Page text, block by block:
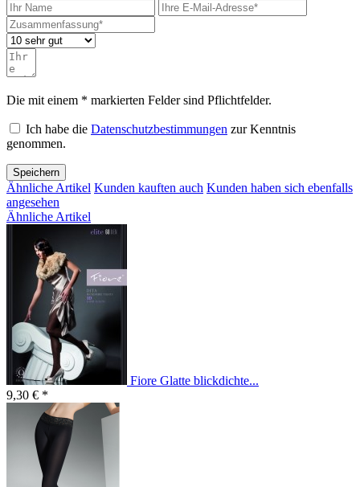
Die mit einem * markierten Felder sind Pflichtfelder.
Ich habe die Datenschutzbestimmungen zur Kenntnis
genommen.
Speichern
Ähnliche Artikel Kunden kauften auch Kunden haben sich ebenfalls
angesehen
Ähnliche Artikel
Fiore Glatte blickdichte...
9,30 € *